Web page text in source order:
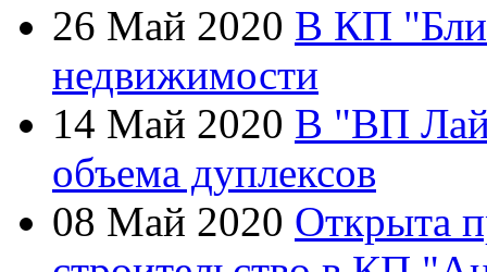
26 Май 2020 В КП
недвижимости
14 Май 2020 В "ВП
объема дуплексов
08 Май 2020 Открыта